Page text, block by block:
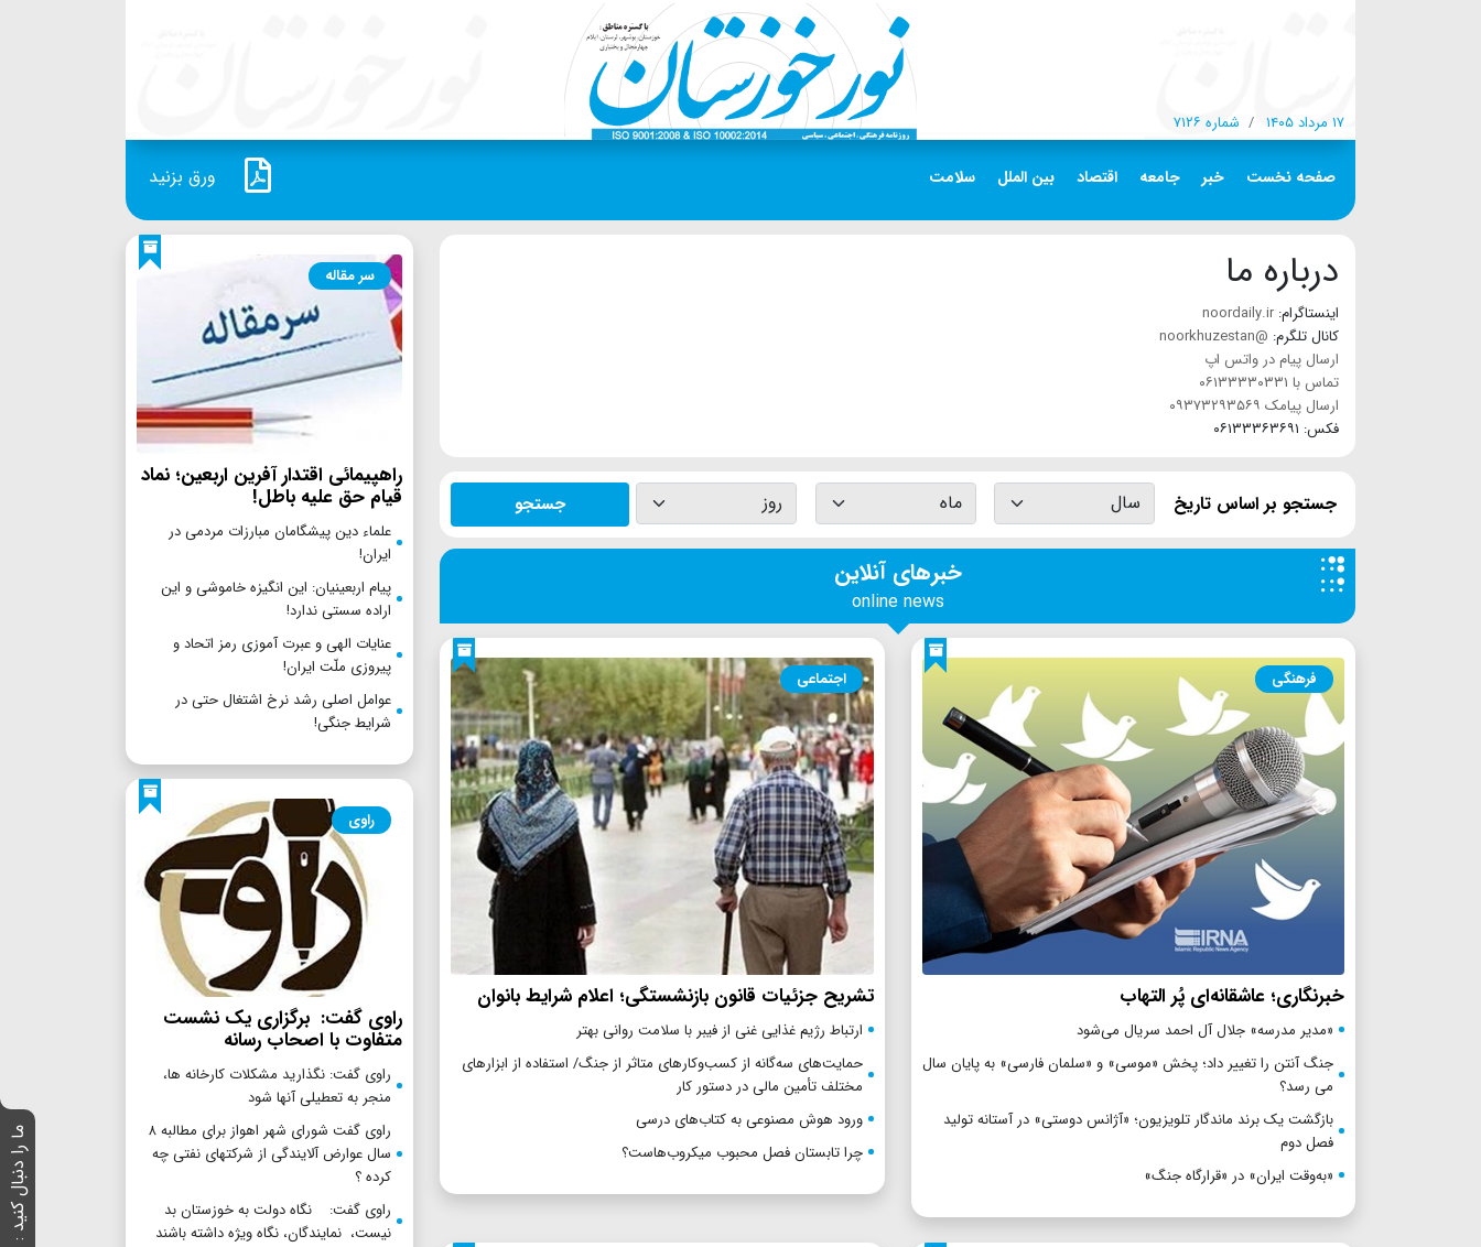
ما را دنبال کنید :
۱۷ مرداد ۱۴۰۵ شماره ۷۱۲۶
صفحه نخست خبر جامعه اقتصاد بین الملل سلامت ورق بزنید
درباره ما
اینستاگرام: noordaily.ir
کانال تلگرم: @noorkhuzestan
ارسال پیام در واتس اپ
تماس با ۰۶۱۳۳۳۳۰۳۳۱
ارسال پیامک ۰۹۳۷۳۲۹۳۵۶۹
فکس: ۰۶۱۳۳۳۶۳۶۹۱
جستجو بر اساس تاریخ جستجو
خبرهای آنلاین
online news
فرهنگی
خبرنگاری؛ عاشقانه‌ای پُر التهاب
«مدیر مدرسه» جلال آل احمد سریال می‌شود
جنگ آنتن را تغییر داد؛ پخش «موسی» و «سلمان فارسی» به پایان سال
می رسد؟
بازگشت یک برند ماندگار تلویزیون؛ «آژانس دوستی» در آستانه تولید
فصل دوم
«به‌وقت ایران» در «قرارگاه جنگ»
اجتماعی
تشریح جزئیات قانون بازنشستگی؛ اعلام شرایط بانوان
ارتباط رژیم غذایی غنی از فیبر با سلامت روانی بهتر
حمایت‌های سه‌گانه از کسب‌وکارهای متاثر از جنگ/ استفاده از ابزارهای
مختلف تأمین مالی در دستور کار
ورود هوش مصنوعی به کتاب‌های درسی
چرا تابستان فصل محبوب میکروب‌هاست؟
سر مقاله
راهپیمائی اقتدار آفرین اربعین؛ نماد
قیام حق علیه باطل!
علماء دین پیشگامان مبارزات مردمی در
ایران!
پیام اربعینیان: این انگیزه خاموشی و این
اراده سستی ندارد!
عنایات الهی و عبرت آموزی رمز اتحاد و
پیروزی ملّت ایران!
عوامل اصلی رشد نرخ اشتغال حتی در
شرایط جنگی!
راوی
راوی گفت: برگزاری یک نشست
متفاوت با اصحاب رسانه
راوی گفت: نگذارید مشکلات کارخانه ها،
منجر به تعطیلی آنها شود
راوی گفت شورای شهر اهواز برای مطالبه ۸
سال عوارض آلایندگی از شرکتهای نفتی چه
کرده ؟
راوی گفت: نگاه دولت به خوزستان بد
نیست، نمایندگان، نگاه ویژه داشته باشند